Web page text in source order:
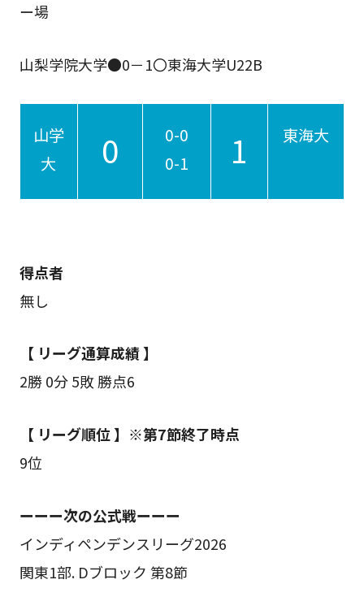
ー場
山梨学院大学●0－1〇東海大学U22B
山学
大
0
0-0
0-1
1 東海大
得点者
無し
【 リーグ通算成績 】
2勝 0分 5敗 勝点6
【 リーグ順位 】※第7節終了時点
9位
ーーー次の公式戦ーーー
インディペンデンスリーグ2026
関東1部. Dブロック 第8節